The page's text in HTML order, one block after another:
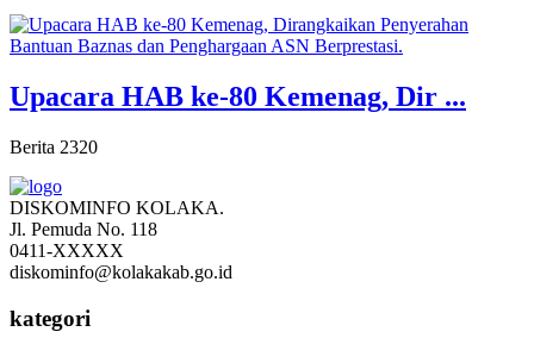
Upacara HAB ke-80 Kemenag, Dir ...
Berita 2320
DISKOMINFO KOLAKA.
Jl. Pemuda No. 118
0411-XXXXX
diskominfo@kolakakab.go.id
kategori